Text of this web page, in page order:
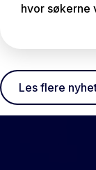
hvor søkerne
Les flere